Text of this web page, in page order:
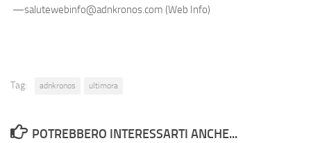
—salutewebinfo@adnkronos.com (Web Info)
Tag: adnkronos ultimora
POTREBBERO INTERESSARTI ANCHE...